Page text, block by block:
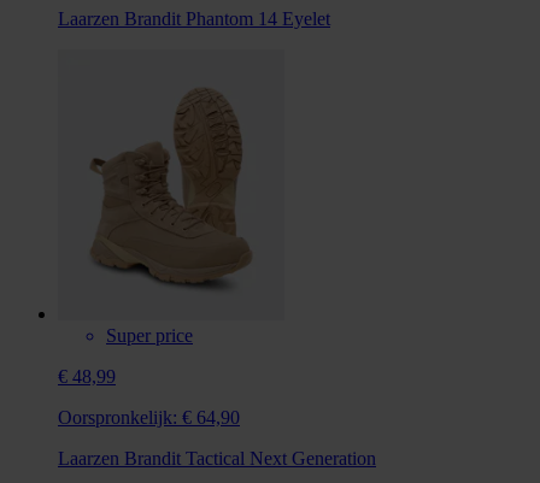
Laarzen Brandit Phantom 14 Eyelet
Super price
€ 48,99
Oorspronkelijk: € 64,90
Laarzen Brandit Tactical Next Generation